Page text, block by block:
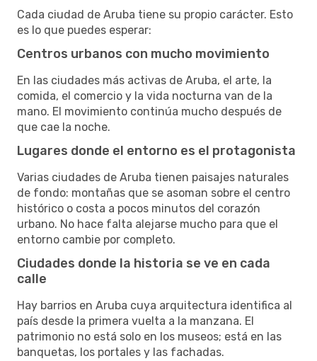
Cada ciudad de Aruba tiene su propio carácter. Esto
es lo que puedes esperar:
Centros urbanos con mucho movimiento
En las ciudades más activas de Aruba, el arte, la
comida, el comercio y la vida nocturna van de la
mano. El movimiento continúa mucho después de
que cae la noche.
Lugares donde el entorno es el protagonista
Varias ciudades de Aruba tienen paisajes naturales
de fondo: montañas que se asoman sobre el centro
histórico o costa a pocos minutos del corazón
urbano. No hace falta alejarse mucho para que el
entorno cambie por completo.
Ciudades donde la historia se ve en cada
calle
Hay barrios en Aruba cuya arquitectura identifica al
país desde la primera vuelta a la manzana. El
patrimonio no está solo en los museos; está en las
banquetas, los portales y las fachadas.